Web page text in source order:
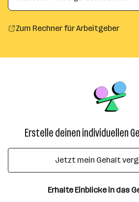
Zum Rechner für Arbeitgeber
Erstelle deinen individuellen
Jetzt mein Gehalt
Erhalte Einblicke in das